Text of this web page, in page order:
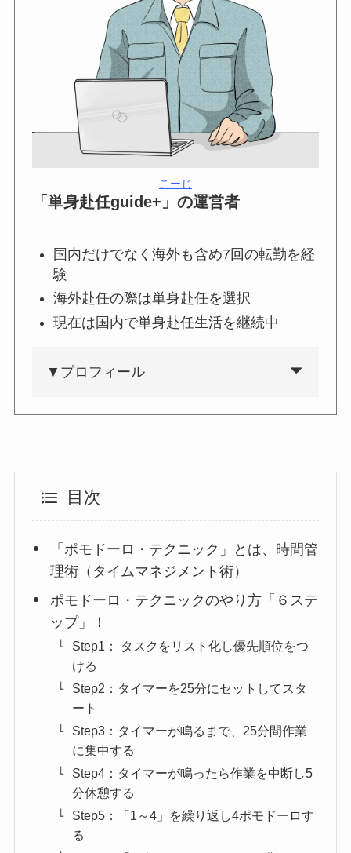
こーじ
「単身赴任guide+」の運営者
国内だけでなく海外も含め7回の転勤を経
験
海外赴任の際は単身赴任を選択
現在は国内で単身赴任生活を継続中
▼プロフィール
目次
「ポモドーロ・テクニック」とは、時間管
理術（タイムマネジメント術）
ポモドーロ・テクニックのやり方「６ステ
ップ」！
Step1： タスクをリスト化し優先順位をつ
ける
Step2：タイマーを25分にセットしてスタ
ート
Step3：タイマーが鳴るまで、25分間作業
に集中する
Step4：タイマーが鳴ったら作業を中断し5
分休憩する
Step5：「1～4」を繰り返し4ポモドーロす
る